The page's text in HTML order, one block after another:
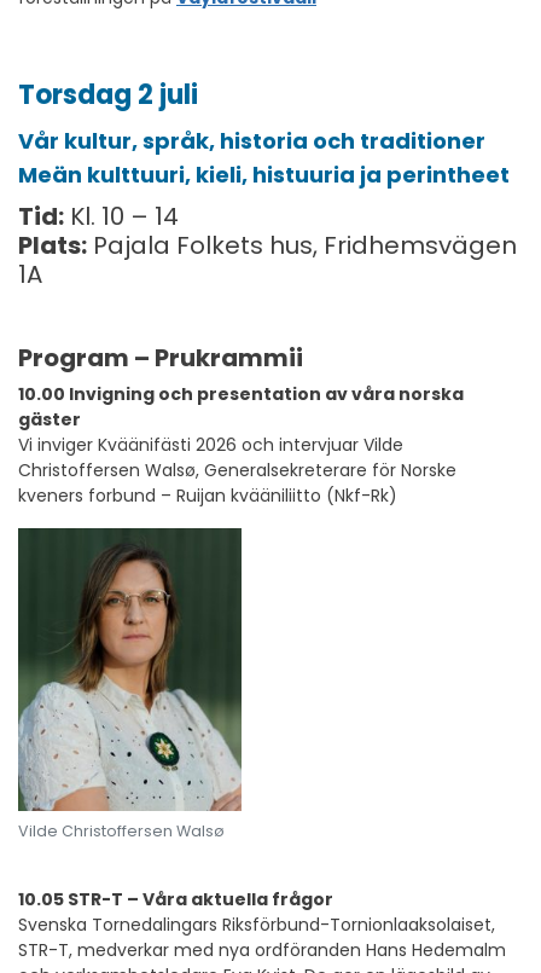
Torsdag 2 juli
Vår kultur, språk, historia och traditioner
Meän kulttuuri, kieli, histuuria ja perintheet
Tid: Kl. 10 – 14
Plats: Pajala Folkets hus, Fridhemsvägen
1A
Program – Prukrammii
10.00 Invigning och presentation av våra norska
gäster
Vi inviger Kväänifästi 2026 och intervjuar Vilde
Christoffersen Walsø, Generalsekreterare för Norske
kveners forbund – Ruijan kvääniliitto (Nkf-Rk)
Vilde Christoffersen Walsø
10.05 STR-T – Våra aktuella frågor
Svenska Tornedalingars Riksförbund-Tornionlaaksolaiset,
STR-T, medverkar med nya ordföranden Hans Hedemalm